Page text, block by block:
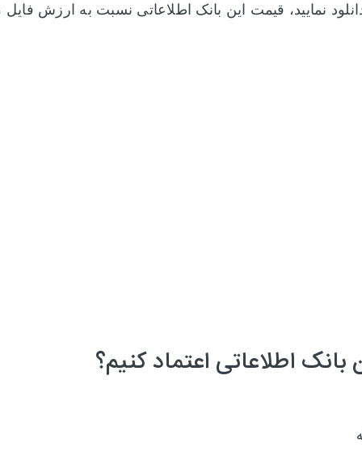
نمایید، قیمت این بانک اطلاعاتی نسبت به ارزش
بانک اطلاعاتی اعتماد کنیم؟